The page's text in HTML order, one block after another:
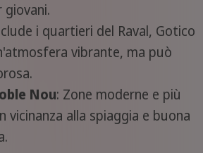
giovani.
i quartieri del Raval, Gotico
vibrante, ma può
Nou: Zone moderne e più
vicinanza alla spiaggia e buona